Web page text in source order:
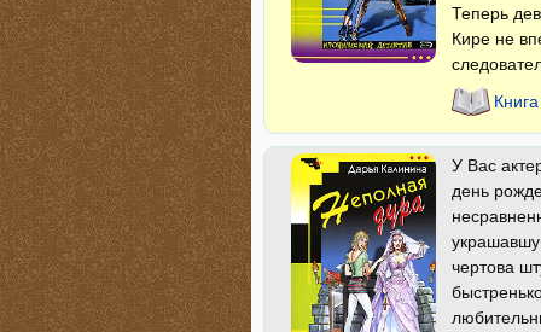
Теперь
Кире не
У Вас
день
чертова